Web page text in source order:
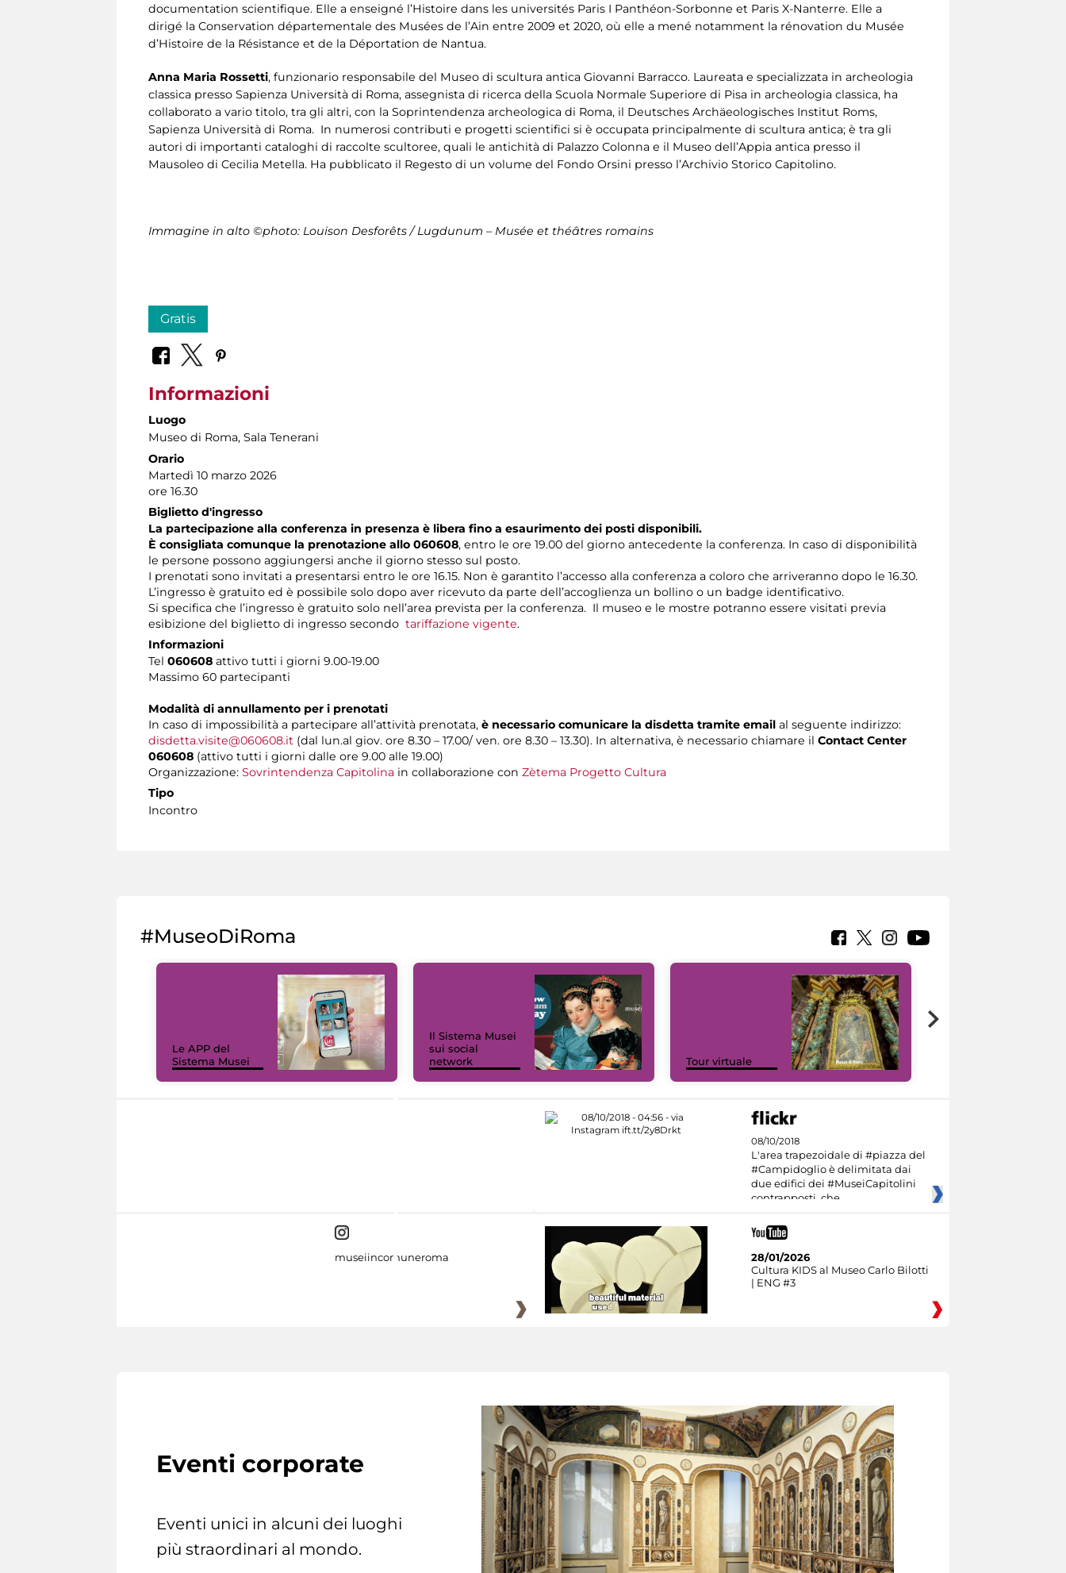
documentation scientifique. Elle a enseigné l’Histoire dans les universités Paris I Panthéon-Sorbonne et Paris X-Nanterre. Elle a
dirigé la Conservation départementale des Musées de l’Ain entre 2009 et 2020, où elle a mené notamment la rénovation du Musée
d’Histoire de la Résistance et de la Déportation de Nantua.
Anna Maria Rossetti, funzionario responsabile del Museo di scultura antica Giovanni Barracco. Laureata e specializzata in archeologia
classica presso Sapienza Università di Roma, assegnista di ricerca della Scuola Normale Superiore di Pisa in archeologia classica, ha
collaborato a vario titolo, tra gli altri, con la Soprintendenza archeologica di Roma, il Deutsches Archäeologisches Institut Roms,
Sapienza Università di Roma. In numerosi contributi e progetti scientifici si è occupata principalmente di scultura antica; è tra gli
autori di importanti cataloghi di raccolte scultoree, quali le antichità di Palazzo Colonna e il Museo dell’Appia antica presso il
Mausoleo di Cecilia Metella. Ha pubblicato il Regesto di un volume del Fondo Orsini presso l’Archivio Storico Capitolino.
Immagine in alto ©photo: Louison Desforêts / Lugdunum – Musée et théâtres romains
Gratis
Informazioni
Luogo
Museo di Roma, Sala Tenerani
Orario
Martedì 10 marzo 2026
ore 16.30
Biglietto d'ingresso
La partecipazione alla conferenza in presenza è libera fino a esaurimento dei posti disponibili.
È consigliata comunque la prenotazione allo 060608, entro le ore 19.00 del giorno antecedente la conferenza. In caso di disponibilità
le persone possono aggiungersi anche il giorno stesso sul posto.
I prenotati sono invitati a presentarsi entro le ore 16.15. Non è garantito l’accesso alla conferenza a coloro che arriveranno dopo le 16.30.
L’ingresso è gratuito ed è possibile solo dopo aver ricevuto da parte dell’accoglienza un bollino o un badge identificativo.
Si specifica che l’ingresso è gratuito solo nell’area prevista per la conferenza. Il museo e le mostre potranno essere visitati previa
esibizione del biglietto di ingresso secondo tariffazione vigente.
Informazioni
Tel 060608 attivo tutti i giorni 9.00-19.00
Massimo 60 partecipanti
Modalità di annullamento per i prenotati
In caso di impossibilità a partecipare all’attività prenotata, è necessario comunicare la disdetta tramite email al seguente indirizzo:
disdetta.visite@060608.it (dal lun.al giov. ore 8.30 – 17.00/ ven. ore 8.30 – 13.30). In alternativa, è necessario chiamare il Contact Center
060608 (attivo tutti i giorni dalle ore 9.00 alle 19.00)
Organizzazione: Sovrintendenza Capitolina in collaborazione con Zètema Progetto Cultura
Tipo
Incontro
#MuseoDiRoma
Le APP del
Sistema Musei
Il Sistema Musei
sui social
network
Tour virtuale
08/10/2018
L'area trapezoidale di #piazza del
#Campidoglio è delimitata dai
due edifici dei #MuseiCapitolini
contrapposti, che
museiincomuneroma
28/01/2026
Cultura KIDS al Museo Carlo Bilotti
| ENG #3
Eventi corporate
Eventi unici in alcuni dei luoghi
più straordinari al mondo.